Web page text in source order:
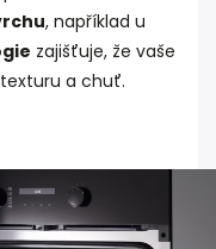
, například u
zajišťuje, že vaše
a chuť.